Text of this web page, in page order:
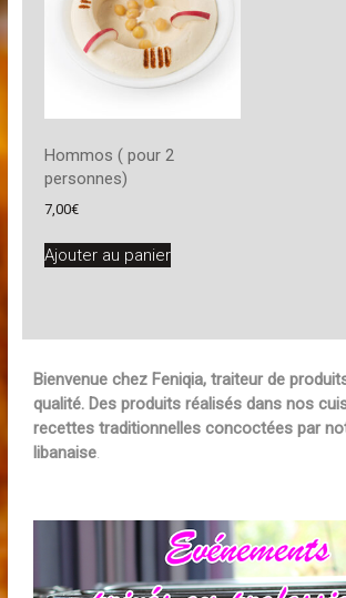
Hommos ( pour 2
personnes)
7,00€
Ajouter au panier
Bienvenue chez Feniqia, traiteur de
qualité. Des produits réalisés dans nos
recettes traditionnelles concoctées par
libanaise.